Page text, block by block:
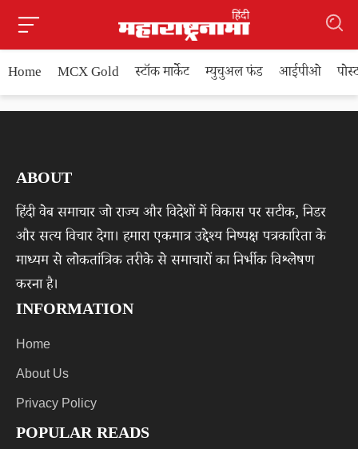
Home MCX Gold स्टॉक मार्केट म्युचुअल फंड आईपीओ
ABOUT
हिंदी वेब समाचार जो राज्य और विदेशों में विकास पर सटीक, निडर
और सत्य विचार देगा। हमारा एकमात्र उद्देश्य निष्पक्ष पत्रकारिता के
माध्यम से लोकतांत्रिक तरीके से समाचारों का निर्भीक विश्लेषण
करना है।
INFORMATION
Home
About Us
Privacy Policy
POPULAR READS